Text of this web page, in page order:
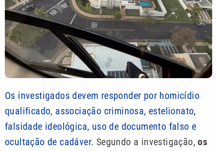
Os investigados devem responder por homicídio
qualificado, associação criminosa, estelionato,
falsidade ideológica, uso de documento falso e
ocultação de cadáver. Segundo a investigação,os